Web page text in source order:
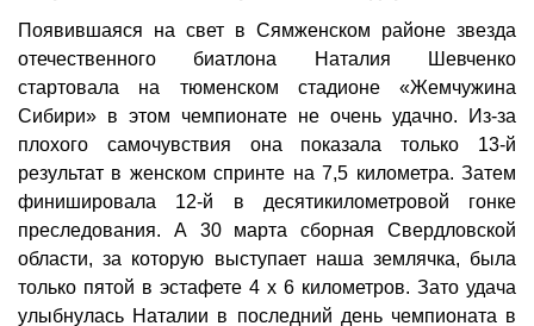
Появившаяся на свет в Сямженском районе звезда
отечественного биатлона Наталия Шевченко
стартовала на тюменском стадионе «Жемчужина
Сибири» в этом чемпионате не очень удачно. Из-за
плохого самочувствия она показала только 13-й
результат в женском спринте на 7,5 километра. Затем
финишировала 12-й в десятикилометровой гонке
преследования. А 30 марта сборная Свердловской
области, за которую выступает наша землячка, была
только пятой в эстафете 4 х 6 километров. Зато удача
улыбнулась Наталии в последний день чемпионата в